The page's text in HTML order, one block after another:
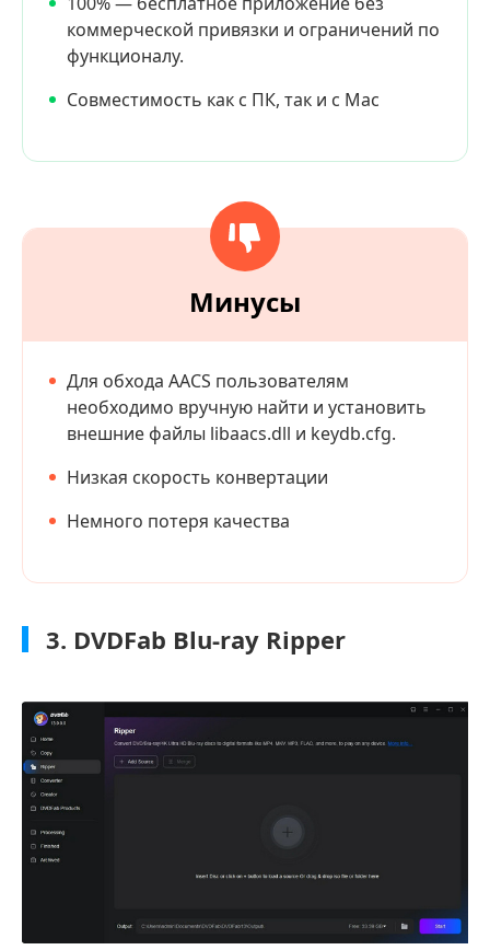
коммерческой привязки и ограничений по
функционалу.
Совместимость как с ПК, так и с Mac
Минусы
Для обхода AACS пользователям
необходимо вручную найти и установить
внешние файлы libaacs.dll и keydb.cfg.
Низкая скорость конвертации
Немного потеря качества
3. DVDFab Blu-ray Ripper